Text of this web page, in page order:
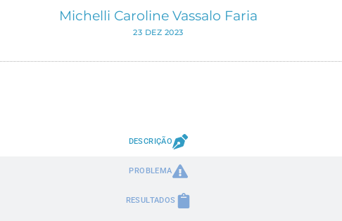
Michelli Caroline Vassalo Faria
23 DEZ 2023
DESCRIÇÃO
PROBLEMA
RESULTADOS